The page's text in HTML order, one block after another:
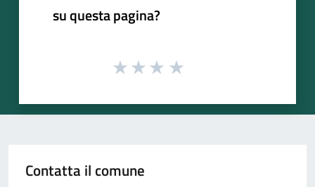
su questa pagina?
Contatta il comune